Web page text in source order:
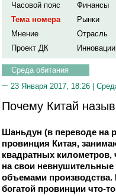
Часовой пояс
Финансы
Тема номера
Рынки
Мнение
Отрасль
Проект ДК
Инновации
Среда обитания
23 Января 2017, 18:26 |
Почему Китай
Шаньдун (в переводе на
провинция Китая,
квадратных
на свои
объемами производства.
богатой провинции что-